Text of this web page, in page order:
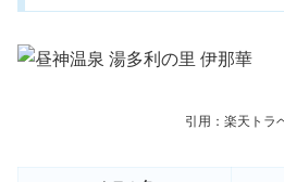
引用：楽天トラ